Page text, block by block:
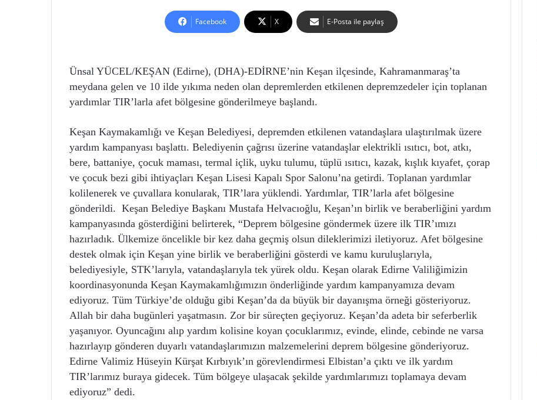
Facebook X E-Posta ile paylaş
Ünsal YÜCEL/KEŞAN (Edirne), (DHA)-EDİRNE’nin Keşan ilçesinde, Kahramanmaraş’ta
meydana gelen ve 10 ilde yıkıma neden olan depremlerden etkilenen depremzedeler için toplanan
yardımlar TIR’larla afet bölgesine gönderilmeye başlandı.
Keşan Kaymakamlığı ve Keşan Belediyesi, depremden etkilenen vatandaşlara ulaştırılmak üzere
yardım kampanyası başlattı. Belediyenin çağrısı üzerine vatandaşlar elektrikli ısıtıcı, bot, atkı,
bere, battaniye, çocuk maması, termal içlik, uyku tulumu, tüplü ısıtıcı, kazak, kışlık kıyafet, çorap
ve çocuk bezi gibi ihtiyaçları Keşan Lisesi Kapalı Spor Salonu’na getirdi. Toplanan yardımlar
kolilenerek ve çuvallara konularak, TIR’lara yüklendi. Yardımlar, TIR’larla afet bölgesine
gönderildi. Keşan Belediye Başkanı Mustafa Helvacıoğlu, Keşan’ın birlik ve beraberliğini yardım
kampanyasında gösterdiğini belirterek, “Deprem bölgesine göndermek üzere ilk TIR’ımızı
hazırladık. Ülkemize öncelikle bir kez daha geçmiş olsun dileklerimizi iletiyoruz. Afet bölgesine
destek olmak için Keşan yine birlik ve beraberliğini gösterdi ve kamu kuruluşlarıyla,
belediyesiyle, STK’larıyla, vatandaşlarıyla tek yürek oldu. Keşan olarak Edirne Valiliğimizin
koordinasyonunda Keşan Kaymakamlığımızın önderliğinde yardım kampanyamıza devam
ediyoruz. Tüm Türkiye’de olduğu gibi Keşan’da da büyük bir dayanışma örneği gösteriyoruz.
Allah bir daha bugünleri yaşatmasın. Zor bir süreçten geçiyoruz. Keşan’da adeta bir seferberlik
yaşanıyor. Oyuncağını alıp yardım kolisine koyan çocuklarımız, evinde, elinde, cebinde ne varsa
hazırlayıp gönderen duyarlı vatandaşlarımızın malzemelerini deprem bölgesine gönderiyoruz.
Edirne Valimiz Hüseyin Kürşat Kırbıyık’ın görevlendirmesi Elbistan’a çıktı ve ilk yardım
TIR’larımız buraya gidecek. Tüm bölgeye ulaşacak şekilde yardımlarımızı toplamaya devam
ediyoruz” dedi.